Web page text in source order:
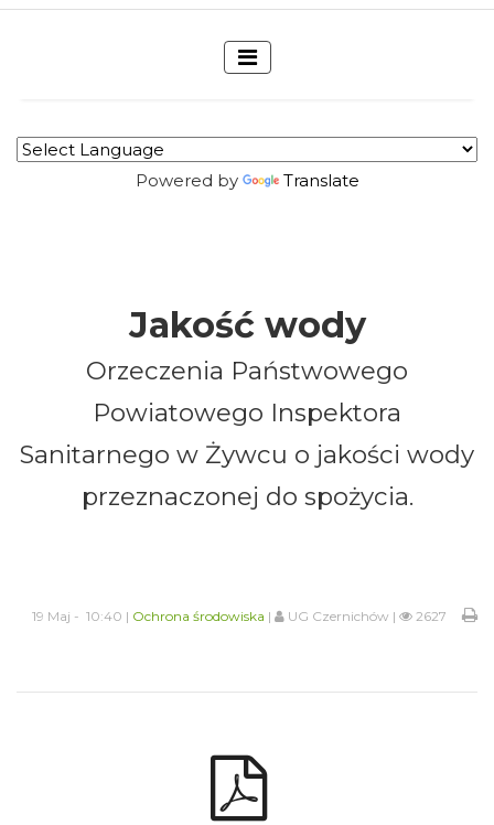
Powered by Translate
Jakość wody
Orzeczenia Państwowego
Powiatowego Inspektora
Sanitarnego w Żywcu o jakości wody
przeznaczonej do spożycia.
19 Maj - 10:40 | Ochrona środowiska | UG Czernichów | 2627